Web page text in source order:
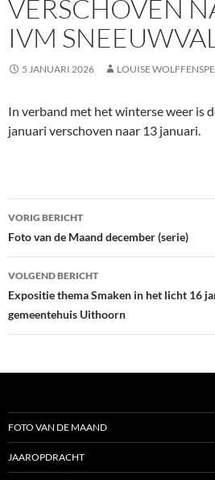
VERSCHOVEN
IVM
5 JANUARI 2026 LOUISE
In verband met het winterse weer is
januari verschoven naar 13 januari.
Bericht
navigatie
VORIG BERICHT
Foto van de Maand december (serie)
VOLGEND BERICHT
Expositie thema Smaken in het licht 16
gemeentehuis Uithoorn
FOTO VAN DE MAAND
JAAROPDRACHT